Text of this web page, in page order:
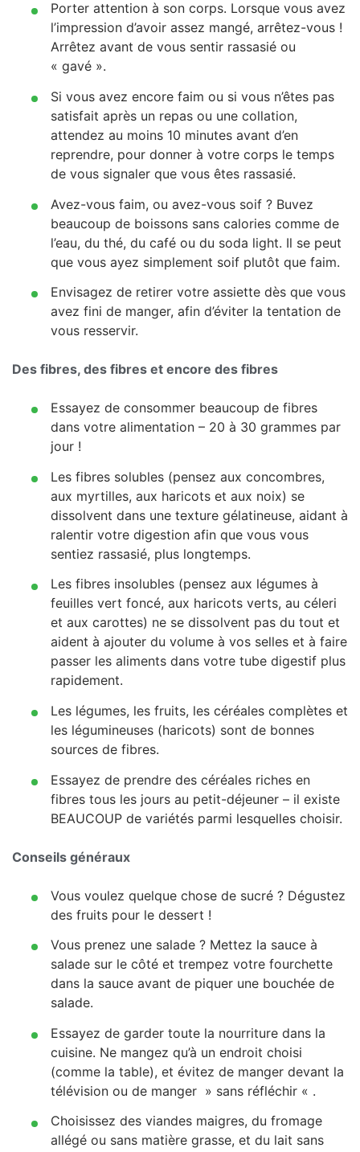
Porter attention à son corps. Lorsque vous avez
l’impression d’avoir assez mangé, arrêtez-vous !
Arrêtez avant de vous sentir rassasié ou
« gavé ».
Si vous avez encore faim ou si vous n’êtes pas
satisfait après un repas ou une collation,
attendez au moins 10 minutes avant d’en
reprendre, pour donner à votre corps le temps
de vous signaler que vous êtes rassasié.
Avez-vous faim, ou avez-vous soif ? Buvez
beaucoup de boissons sans calories comme de
l’eau, du thé, du café ou du soda light. Il se peut
que vous ayez simplement soif plutôt que faim.
Envisagez de retirer votre assiette dès que vous
avez fini de manger, afin d’éviter la tentation de
vous resservir.
Des fibres, des fibres et encore des fibres
Essayez de consommer beaucoup de fibres
dans votre alimentation – 20 à 30 grammes par
jour !
Les fibres solubles (pensez aux concombres,
aux myrtilles, aux haricots et aux noix) se
dissolvent dans une texture gélatineuse, aidant à
ralentir votre digestion afin que vous vous
sentiez rassasié, plus longtemps.
Les fibres insolubles (pensez aux légumes à
feuilles vert foncé, aux haricots verts, au céleri
et aux carottes) ne se dissolvent pas du tout et
aident à ajouter du volume à vos selles et à faire
passer les aliments dans votre tube digestif plus
rapidement.
Les légumes, les fruits, les céréales complètes et
les légumineuses (haricots) sont de bonnes
sources de fibres.
Essayez de prendre des céréales riches en
fibres tous les jours au petit-déjeuner – il existe
BEAUCOUP de variétés parmi lesquelles choisir.
Conseils généraux
Vous voulez quelque chose de sucré ? Dégustez
des fruits pour le dessert !
Vous prenez une salade ? Mettez la sauce à
salade sur le côté et trempez votre fourchette
dans la sauce avant de piquer une bouchée de
salade.
Essayez de garder toute la nourriture dans la
cuisine. Ne mangez qu’à un endroit choisi
(comme la table), et évitez de manger devant la
télévision ou de manger » sans réfléchir « .
Choisissez des viandes maigres, du fromage
allégé ou sans matière grasse, et du lait sans